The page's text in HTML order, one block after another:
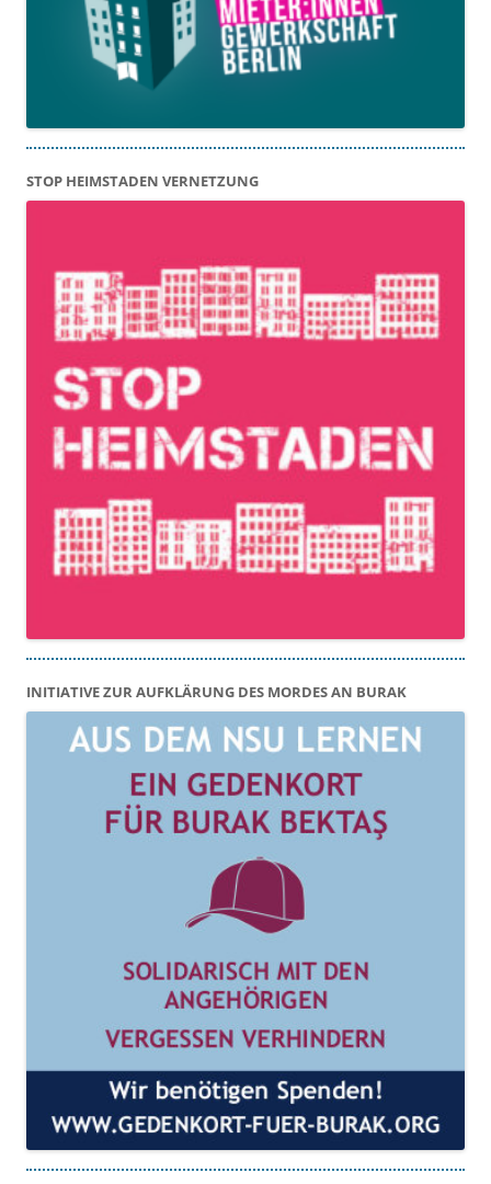
STOP HEIMSTADEN VERNETZUNG
INITIATIVE ZUR AUFKLÄRUNG DES MORDES AN BURAK